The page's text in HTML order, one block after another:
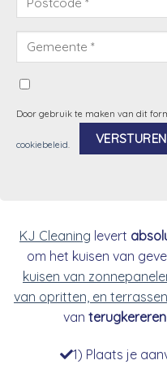
Door gebruik te maken van dit
cookiebeleid.
KJ Cleaning levert
om het kuisen van
kuisen van
van opritten, en terrassen
van
1) Plaats je